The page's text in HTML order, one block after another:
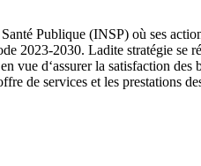
Publique (INSP) où ses
2023-2030. Ladite stratégie se
d‘assurer la satisfaction des
de services et les prestations